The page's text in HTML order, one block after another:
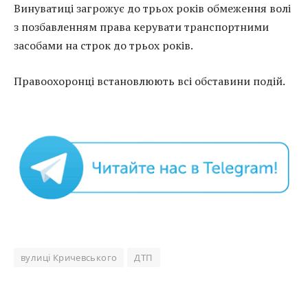
Винуватиці загрожує до трьох років обмеження волі
з позбавленням права керувати транспортними
засобами на строк до трьох років.
Правоохоронці встановлюють всі обставини подій.
вулиці Кричевського ДТП